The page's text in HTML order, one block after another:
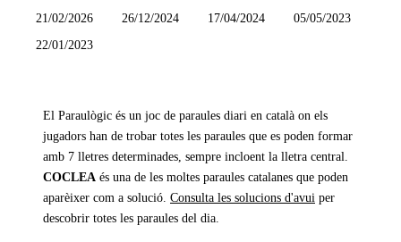
21/02/2026 26/12/2024 17/04/2024
05/05/2023
22/01/2023
El Paraulògic és un joc de paraules diari en català on els
jugadors han de trobar totes les paraules que es poden formar
amb 7 lletres determinades, sempre incloent la lletra central.
COCLEA és una de les moltes paraules catalanes que poden
aparèixer com a solució. Consulta les solucions d'avui per
descobrir totes les paraules del dia.